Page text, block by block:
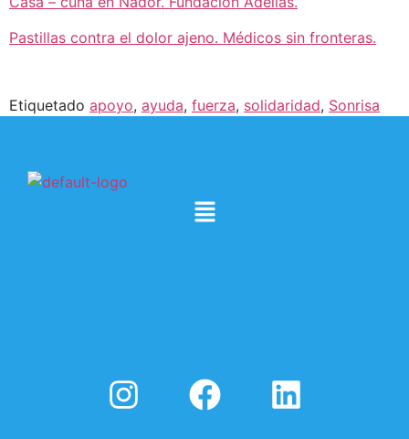
Pastillas contra el dolor ajeno. Médicos sin fronteras.
Etiquetado apoyo, ayuda, fuerza, solidaridad, Sonrisa